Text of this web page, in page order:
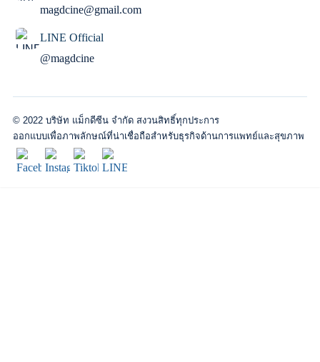
magdcine@gmail.com
LINE Official
@magdcine
© 2022 บริษัท แม็กดีซีน จำกัด สงวนสิทธิ์ทุกประการ
ออกแบบเพื่อภาพลักษณ์ที่น่าเชื่อถือสำหรับธุรกิจด้านการแพทย์และสุขภาพ